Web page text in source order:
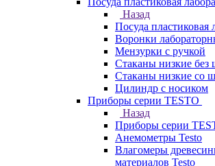
Назад
Посуда пластиковая
Воронки
Мензурки с ручкой
Стаканы низкие без
Стаканы низкие со
Цилиндр с носиком
Приборы серии TESTO
Назад
Приборы серии
Анемометры Testo
Влагомеры
материалов Testo